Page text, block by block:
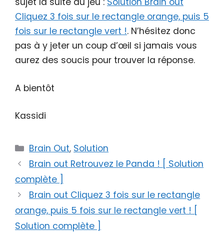
Cliquez 3 fois sur le rectangle orange, puis 5
fois sur le rectangle vert !. N’hésitez donc
pas à y jeter un coup d’œil si jamais vous
aurez des soucis pour trouver la réponse.
A bientôt
Kassidi
Catégories
Brain Out, Solution
Brain out Retrouvez le Panda ! [ Solution
complète ]
Brain out Cliquez 3 fois sur le rectangle
orange, puis 5 fois sur le rectangle vert ! [
Solution complète ]